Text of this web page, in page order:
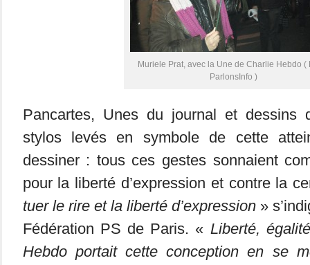
Muriele Prat, avec la Une de Charlie Hebdo (
ParlonsInfo )
Pancartes, Unes du journal et dessins
stylos levés en symbole de cette
dessiner : tous ces gestes sonnaient
pour la liberté d’expression et contre la
tuer le rire et la liberté d’expression »
Fédération PS de Paris. « Liberté,
Hebdo portait cette conception en se